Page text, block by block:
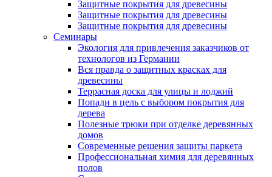
Защитные покрытия для древесины
Защитные покрытия для древесины
Защитные покрытия для древесины
Семинары
Экология для привлечения заказчиков от
технологов из Германии
Вся правда о защитных красках для
древесины
Террасная доска для улицы и лоджий
Попади в цель с выбором покрытия для
дерева
Полезные трюки при отделке деревянных
домов
Современные решения защиты паркета
Профессиональная химия для деревянных
полов